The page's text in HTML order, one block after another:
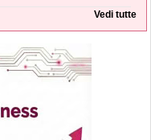
Vedi tutte